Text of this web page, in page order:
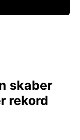
skaber
rekord